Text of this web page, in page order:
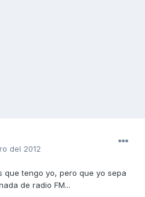
del 2012
que tengo yo, pero que yo sepa
de radio FM...